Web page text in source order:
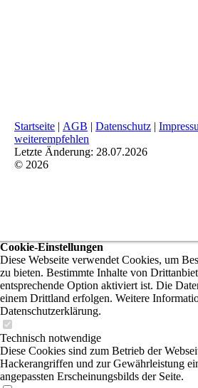
Startseite | AGB | Datenschutz |
weiterempfehlen
Letzte Änderung: 28.07.2026
© 2026
Cookie-Einstellungen
Diese Webseite verwendet Cookies, um
zu bieten. Bestimmte Inhalte von
entsprechende Option aktiviert ist. Die
einem Drittland erfolgen. Weitere
Datenschutzerklärung.
Technisch notwendige
Diese Cookies sind zum Betrieb der
Hackerangriffen und zur Gewährleistung
angepassten Erscheinungsbilds der Seite.